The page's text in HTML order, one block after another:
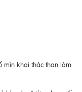
mìn khai thác than làm